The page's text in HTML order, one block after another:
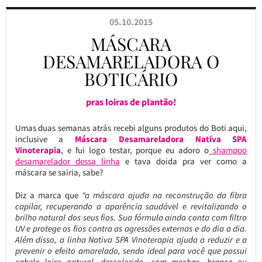
05.10.2015
MÁSCARA
DESAMARELADORA O
BOTICÁRIO
pras loiras de plantão!
Umas duas semanas atrás recebi alguns produtos do Boti aqui,
inclusive a Máscara Desamareladora Nativa SPA
Vinoterapia, e fui logo testar, porque eu adoro o shampoo
desamarelador dessa linha e tava doida pra ver como a
máscara se sairia, sabe?
Diz a marca que “a máscara ajuda na reconstrução da fibra
capilar, recuperando a aparência saudável e revitalizando o
brilho natural dos seus fios. Sua fórmula ainda conta com filtro
UV e protege os fios contra as agressões externas e do dia a dia.
Além disso, a linha Nativa SPA Vinoterapia ajuda a reduzir e a
prevenir o efeito amarelado, sendo ideal para você que possui